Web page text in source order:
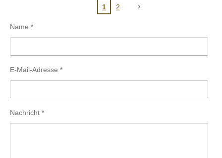
1 2
Name *
E-Mail-Adresse *
Nachricht *